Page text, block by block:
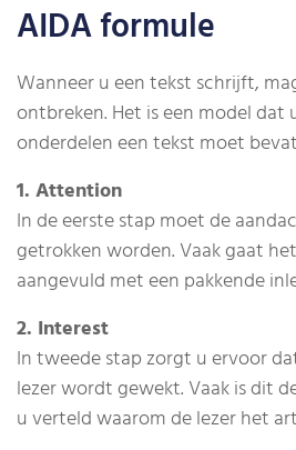
AIDA formule
Wanneer u een tekst schrijft,
ontbreken. Het is een model
onderdelen een tekst moet
1. Attention
In de eerste stap moet de
getrokken worden. Vaak gaat
aangevuld met een pakkende
2. Interest
In tweede stap zorgt u ervoor
lezer wordt gewekt. Vaak is dit
u verteld waarom de lezer het